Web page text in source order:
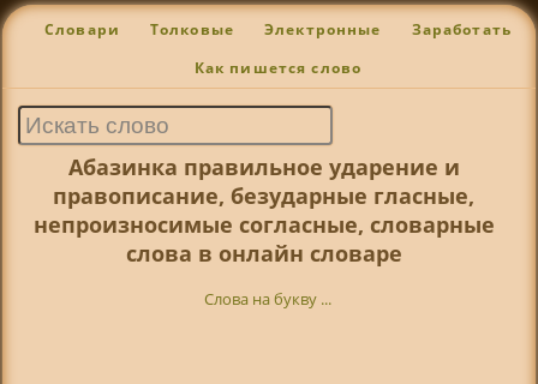
Словари Толковые Электронные Заработать
Как пишется слово
Абазинка правильное ударение и
правописание, безударные гласные,
непроизносимые согласные, словарные
слова в онлайн словаре
Слова на букву ...